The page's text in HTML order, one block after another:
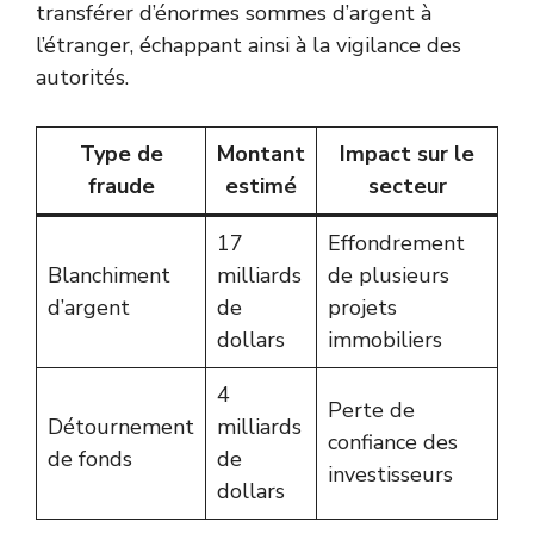
transférer d’énormes sommes d’argent à
l’étranger, échappant ainsi à la vigilance des
autorités.
Type de
fraude
Montant
estimé
Impact sur le
secteur
Blanchiment
d’argent
17
milliards
de
dollars
Effondrement
de plusieurs
projets
immobiliers
Détournement
de fonds
4
milliards
de
dollars
Perte de
confiance des
investisseurs